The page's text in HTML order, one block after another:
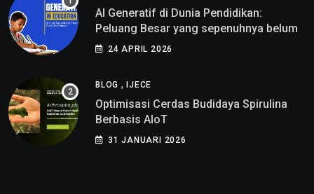
AI Generatif di Dunia Pendidikan:
Peluang Besar yang sepenuhnya belum
di pahami
24 APRIL 2026
BLOG ,IJECE
Optimisasi Cerdas Budidaya Spirulina
Berbasis AIoT
31 JANUARI 2026